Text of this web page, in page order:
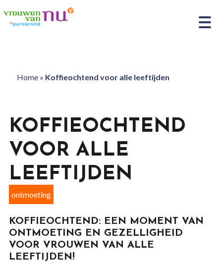
Home» Koffieochtend voor alle leeftijden
KOFFIEOCHTEND
VOOR ALLE
LEEFTIJDEN
ontmoeting
KOFFIEOCHTEND: EEN MOMENT VAN
ONTMOETING EN GEZELLIGHEID
VOOR VROUWEN VAN ALLE
LEEFTIJDEN!